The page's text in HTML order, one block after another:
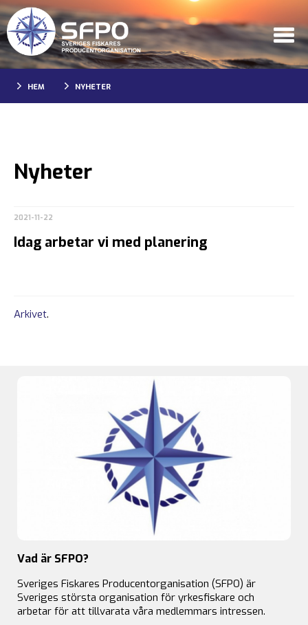
HEM NYHETER
Nyheter
2021-11-22
Idag arbetar vi med planering
Arkivet.
Vad är SFPO?
Sveriges Fiskares Producentorganisation (SFPO) är
Sveriges största organisation för yrkesfiskare och
arbetar för att tillvarata våra medlemmars intressen.